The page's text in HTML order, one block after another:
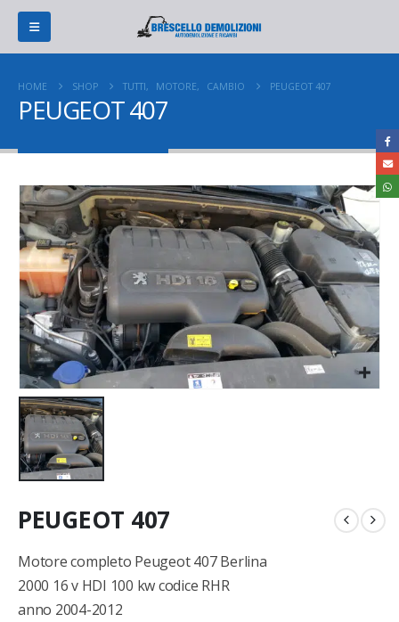
HOME SHOP TUTTI, MOTORE, CAMBIO PEUGEOT 407
PEUGEOT 407
PEUGEOT 407
Motore completo Peugeot 407 Berlina
2000 16 v HDI 100 kw codice RHR
anno 2004-2012